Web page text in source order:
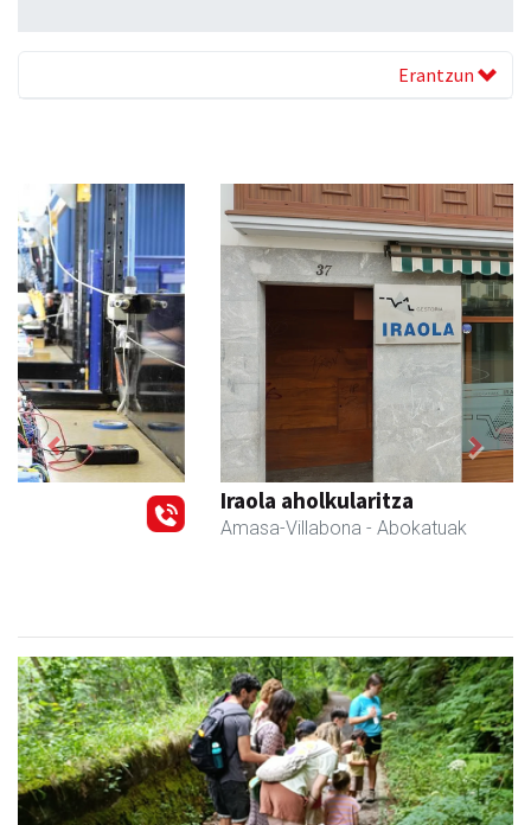
Erantzun
Iraola aholkularitza
Amasa-Villabona - Abokatuak
Previous Next